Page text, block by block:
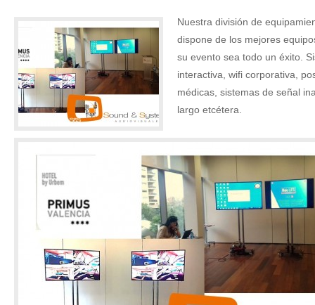
Nuestra división de
dispone de los mejores
su evento sea todo un éxito.
interactiva, wifi corporativa,
médicas, sistemas de señal
largo etcétera.